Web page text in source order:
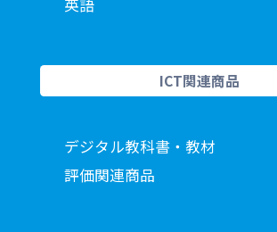
英語
ICT関連商品
デジタル教科書・教材
評価関連商品